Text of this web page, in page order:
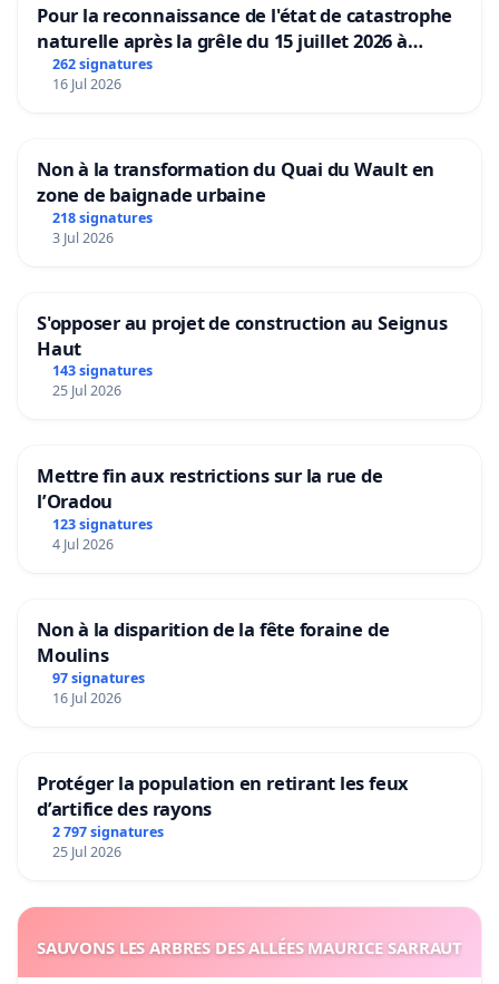
Pour la reconnaissance de l'état de catastrophe
naturelle après la grêle du 15 juillet 2026 à
Aubenas et ses alentours
262 signatures
16 Jul 2026
Non à la transformation du Quai du Wault en
zone de baignade urbaine
218 signatures
3 Jul 2026
S'opposer au projet de construction au Seignus
Haut
143 signatures
25 Jul 2026
Mettre fin aux restrictions sur la rue de
l’Oradou
123 signatures
4 Jul 2026
Non à la disparition de la fête foraine de
Moulins
97 signatures
16 Jul 2026
Protéger la population en retirant les feux
d’artifice des rayons
2 797 signatures
25 Jul 2026
SAUVONS LES ARBRES DES ALLÉES MAURICE SARRAUT